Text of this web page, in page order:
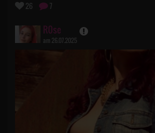
26 7
R0se
am 26.07.2025